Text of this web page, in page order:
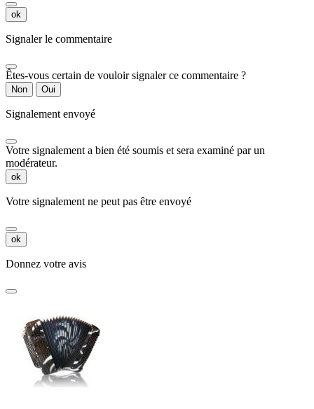
ok
Signaler le commentaire
Êtes-vous certain de vouloir signaler ce commentaire ?
Non Oui
Signalement envoyé
Votre signalement a bien été soumis et sera examiné par un
modérateur.
ok
Votre signalement ne peut pas être envoyé
ok
Donnez votre avis